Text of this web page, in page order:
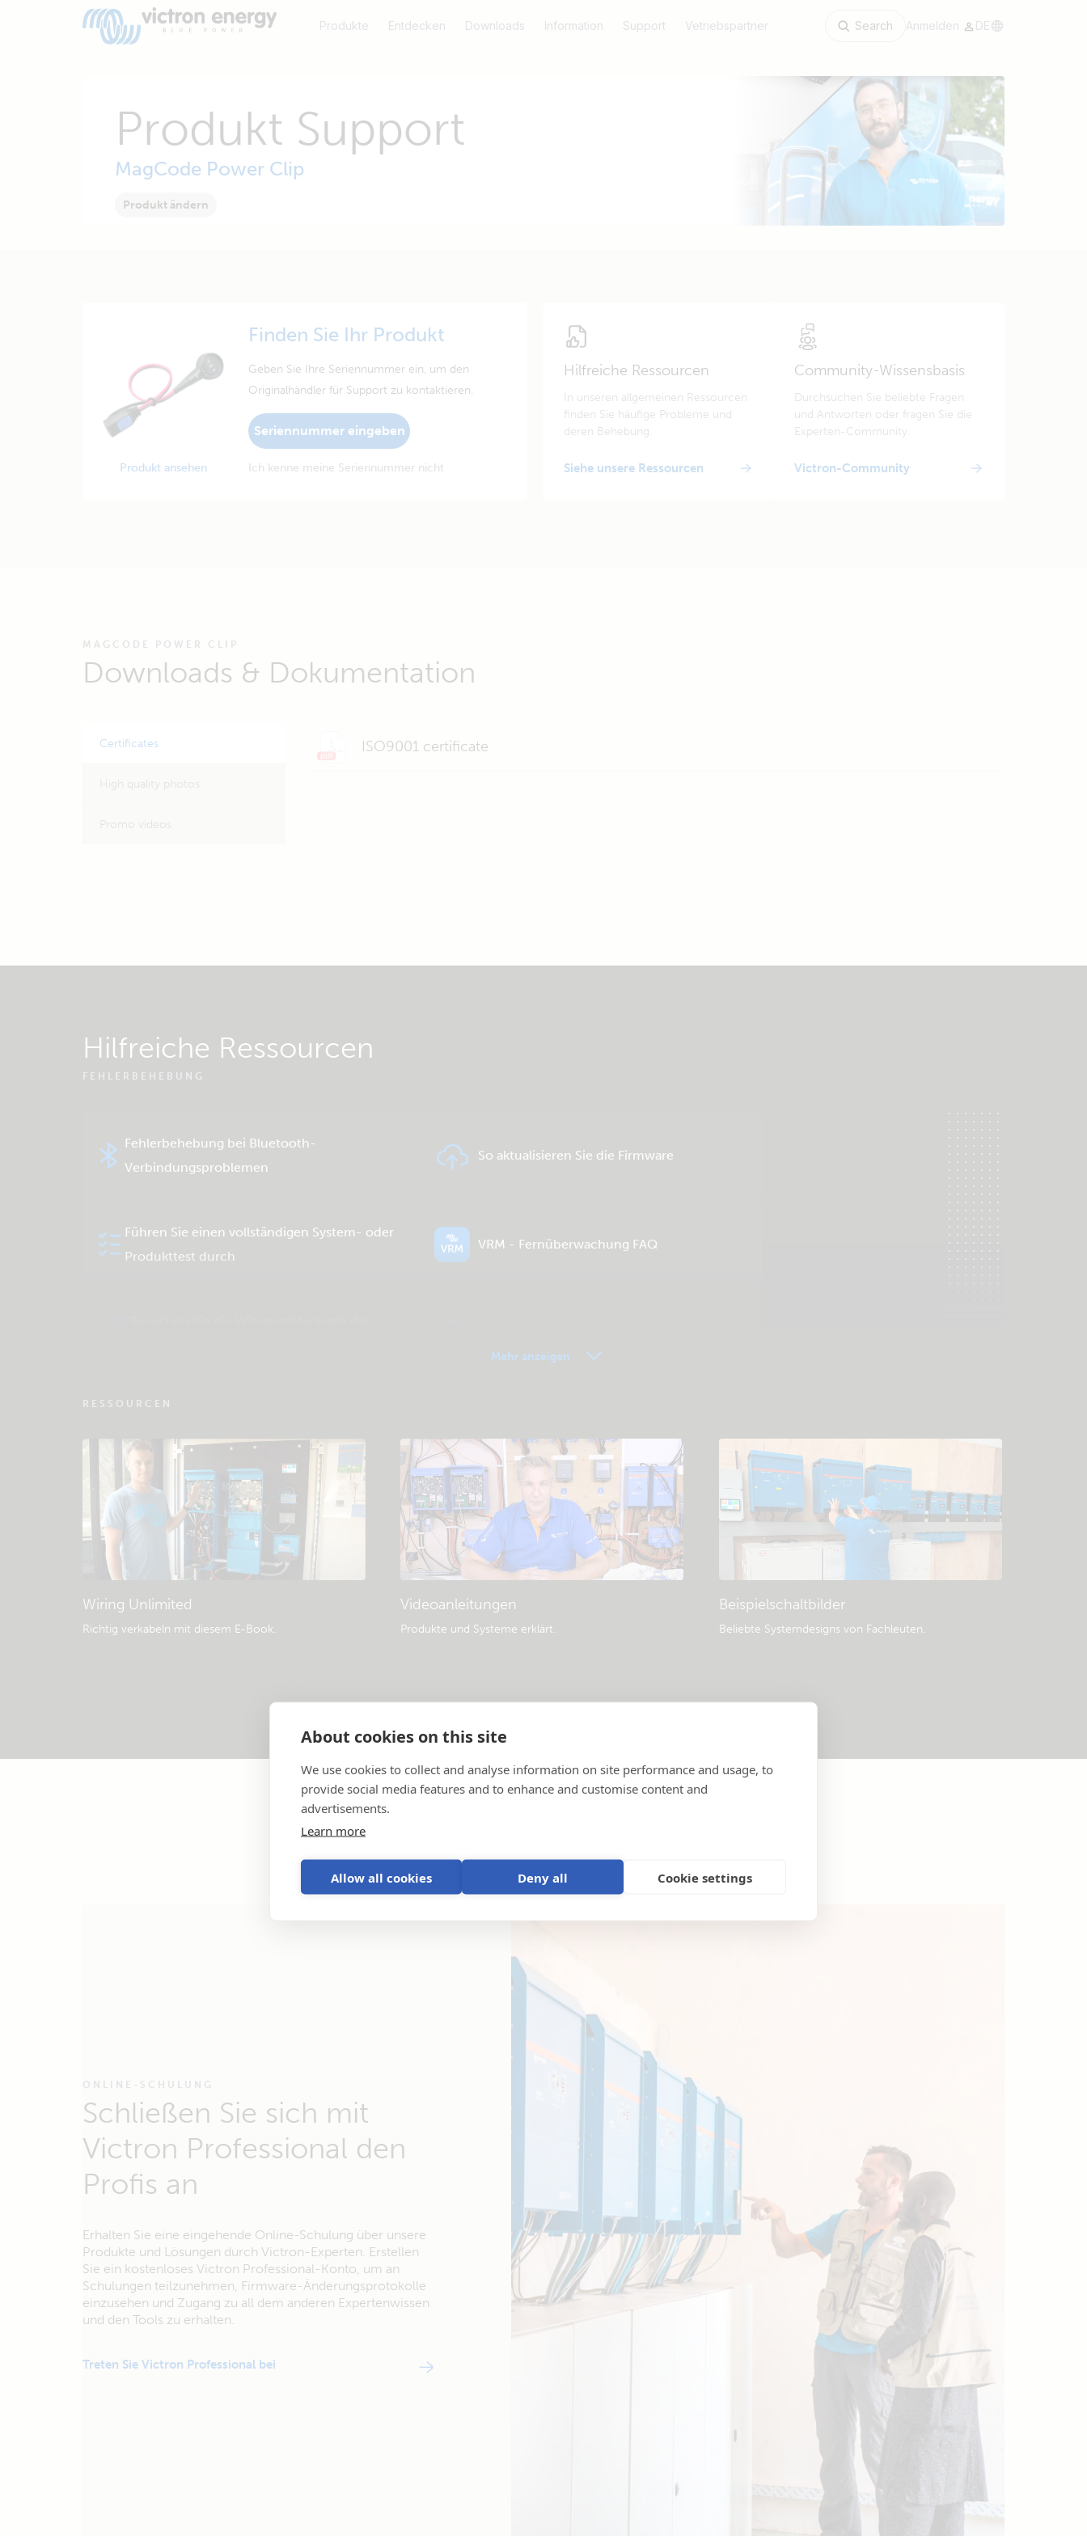
About cookies on this site
We use cookies to collect and analyse information on site performance and usage, to
provide social media features and to enhance and customise content and
advertisements.
Learn more
Allow all cookies Deny all Cookie settings
Produkte Entdecken Downloads Information Support Vetriebspartner Search Anmelden DE
Produkt Support
MagCode Power Clip
Produkt ändern
Produkt ansehen
Finden Sie Ihr Produkt
Geben Sie Ihre Seriennummer ein, um den
Originalhändler für Support zu kontaktieren.
Seriennummer eingeben
Ich kenne meine Seriennummer nicht
Hilfreiche Ressourcen
In unseren allgemeinen Ressourcen
finden Sie häufige Probleme und
deren Behebung.
Siehe unsere Ressourcen
Community-Wissensbasis
Durchsuchen Sie beliebte Fragen
und Antworten oder fragen Sie die
Experten-Community.
Victron-Community
MAGCODE POWER CLIP
Downloads & Dokumentation
Certificates ISO9001 certificate
Hilfreiche Ressourcen
FEHLERBEHEBUNG
Fehlerbehebung bei Bluetooth-
Verbindungsproblemen
So aktualisieren Sie die Firmware
Führen Sie einen vollständigen System- oder
Produkttest durch
VRM - Fernüberwachung FAQ
Mehr anzeigen
RESSOURCEN
Wiring Unlimited
Richtig verkabeln mit diesem E-Book.
Videoanleitungen
Produkte und Systeme erklärt.
Beispielschaltbilder
Beliebte Systemdesigns von Fachleuten.
ONLINE-SCHULUNG
Schließen Sie sich mit
Victron Professional den
Profis an
Erhalten Sie eine eingehende Online-Schulung über unsere
Produkte und Lösungen durch Victron-Experten. Erstellen
Sie ein kostenloses Victron Professional-Konto, um an
Schulungen teilzunehmen, Firmware-Änderungsprotokolle
einzusehen und Zugang zu all dem anderen Expertenwissen
und den Tools zu erhalten.
Treten Sie Victron Professional bei